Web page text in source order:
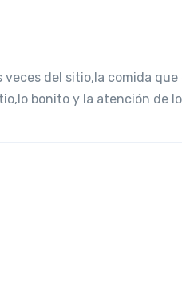
del sitio,la comida
bonito y la atención de